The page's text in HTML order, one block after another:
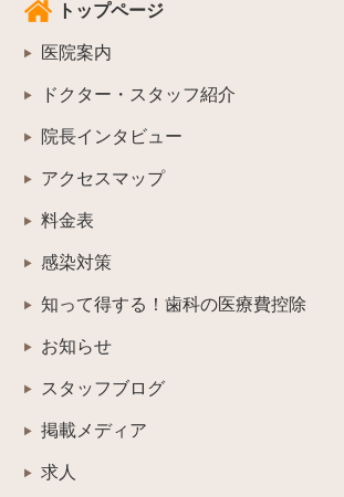
トップページ
医院案内
ドクター・スタッフ紹介
院長インタビュー
アクセスマップ
料金表
感染対策
知って得する！歯科の医療費控除
お知らせ
スタッフブログ
掲載メディア
求人